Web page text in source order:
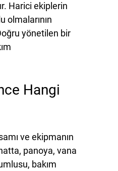
Harici ekiplerin
yönetilen bir
Hangi
ve ekipmanın
panoya, vana
bakım